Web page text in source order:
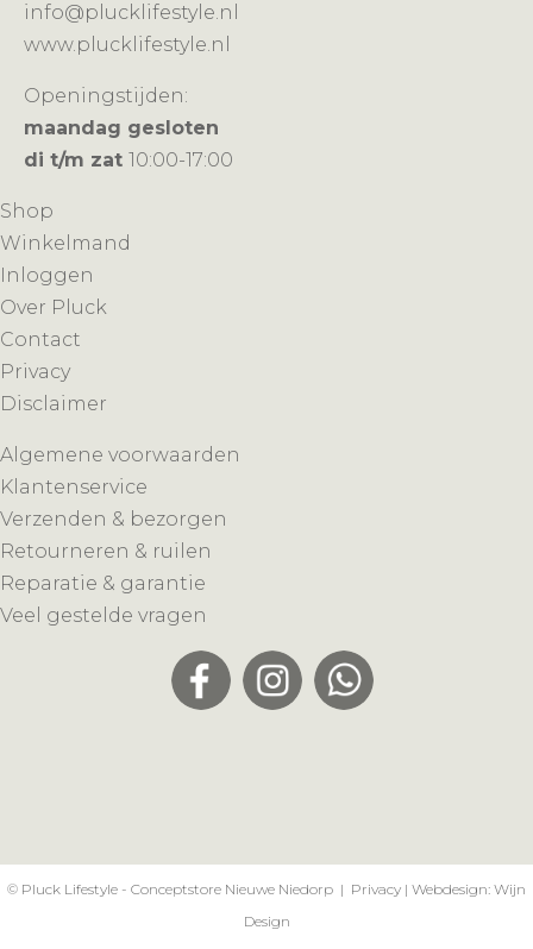
info@plucklifestyle.nl
www.plucklifestyle.nl
Openingstijden:
maandag gesloten
di t/m zat 10:00-17:00
Shop
Winkelmand
Inloggen
Over Pluck
Contact
Privacy
Disclaimer
Algemene voorwaarden
Klantenservice
Verzenden & bezorgen
Retourneren & ruilen
Reparatie & garantie
Veel gestelde vragen
© Pluck Lifestyle - Conceptstore Nieuwe Niedorp | Privacy | Webdesign: Wijn
Design